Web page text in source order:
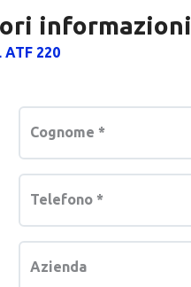
informazioni
ATF 220
Cognome *
Telefono *
Azienda